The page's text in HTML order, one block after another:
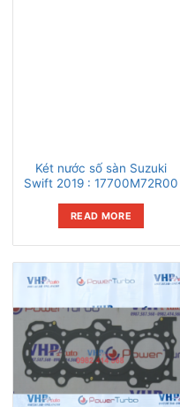
Két nước số sàn Suzuki
Swift 2019 : 17700M72R00
READ MORE